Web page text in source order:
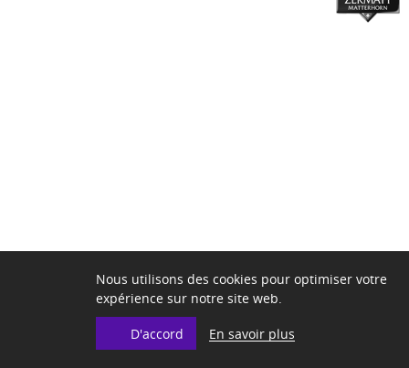
Nous utilisons des cookies pour optimiser votre
expérience sur notre site web.
D'accord En savoir plus